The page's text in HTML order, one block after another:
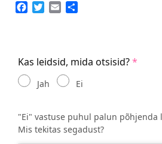
Facebook
Twitter
Email
Kas leidsid, mida otsisid?
Jah Ei
"Ei" vastuse puhul palun
Mis tekitas segadust?